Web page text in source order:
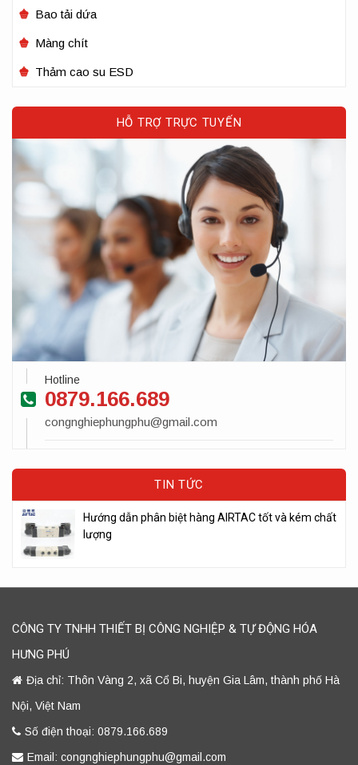
Bao tải dứa
Màng chít
Thảm cao su ESD
HỖ TRỢ TRỰC TUYẾN
Hotline
0879.166.689
congnghiephungphu@gmail.com
TIN TỨC
Hướng dẫn phân biệt hàng AIRTAC tốt và kém chất
lượng
CÔNG TY TNHH THIẾT BỊ CÔNG NGHIỆP & TỰ ĐỘNG HÓA
HƯNG PHÚ
Địa chỉ: Thôn Vàng 2, xã Cổ Bi, huyện Gia Lâm, thành phố Hà
Nội, Việt Nam
Số điện thoại: 0879.166.689
Email: congnghiephungphu@gmail.com